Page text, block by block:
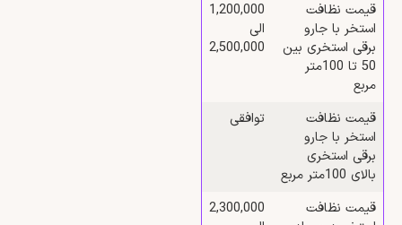
قیمت نظافت
استخر با جارو
برقی استخری بین
50 تا 100متر
مربع
1,200,000
الی
2,500,000
قیمت نظافت
استخر با جارو
برقی استخری
بالای 100متر مربع
توافقی
قیمت نظافت
2,300,000